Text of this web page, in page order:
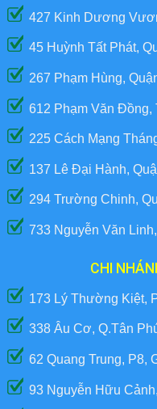
427 Kinh Dương
45 Huỳnh Tất Phát,
267 Phạm Hùng,
612 Phạm Văn Đồng,
225 Cách Mạng
137 Lê Đại Hành,
294 Trường Chinh,
733 Nguyễn Văn
CHI
173 Lý Thường Kiệt,
338 Âu Cơ, Q.Tân
62 Quang Trung, P8,
93 Nguyễn Hữu